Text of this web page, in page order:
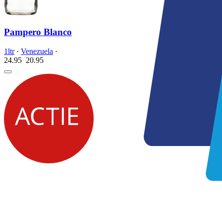
Pampero Blanco
1ltr· Venezuela ·
24.95 20.95